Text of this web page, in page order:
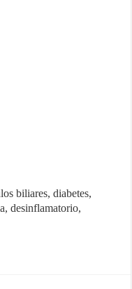
biliares, diabetes,
desinflamatorio,